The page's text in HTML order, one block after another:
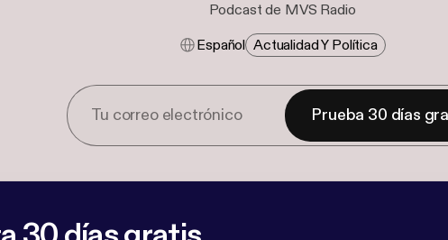
Podcast de MVS Radio
Español Actualidad Y Política
Prueba 30 días